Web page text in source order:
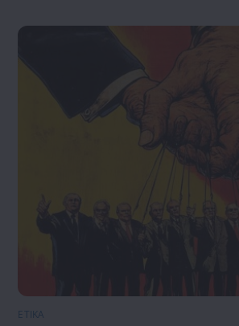
ETIKA